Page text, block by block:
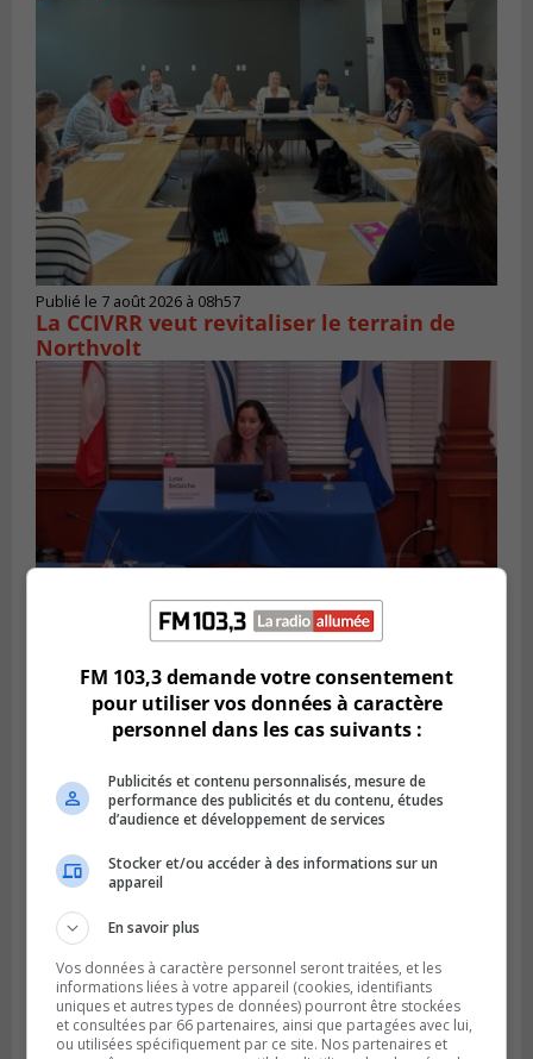
Publié le 7 août 2026 à 08h57
La CCIVRR veut revitaliser le terrain de
Northvolt
VIEUX-LONGUEUIL
Publié le 5 août 2026 à 09h30
Lysa Bélaicha assure les services aux
citoyens du district Michel‑Chartrand
LONGUEUIL
FM 103,3 demande votre consentement
pour utiliser vos données à caractère
personnel dans les cas suivants :
Publicités et contenu personnalisés, mesure de
performance des publicités et du contenu, études
d’audience et développement de services
Stocker et/ou accéder à des informations sur un
appareil
En savoir plus
Vos données à caractère personnel seront traitées, et les
informations liées à votre appareil (cookies, identifiants
uniques et autres types de données) pourront être stockées
et consultées par 66 partenaires, ainsi que partagées avec lui,
ou utilisées spécifiquement par ce site. Nos partenaires et